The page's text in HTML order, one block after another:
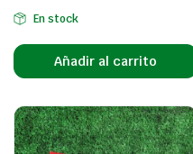
En stock
Añadir al carrito